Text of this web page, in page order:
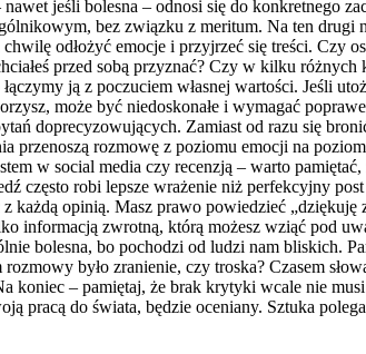
jeśli bolesna – odnosi się do konkretnego
bez związku z meritum. Na ten
odłożyć emocje i przyjrzeć się treści. Czy
przed sobą przyznać? Czy w kilku
ją z poczuciem własnej wartości. Jeśli
może być niedoskonałe i wymagać
doprecyzowujących. Zamiast od razu się
rozmowę z poziomu emocji na
w social media czy recenzją – warto
często robi lepsze wrażenie niż perfekcyjny
opinią. Masz prawo powiedzieć
informacją zwrotną, którą możesz wziąć pod
bolesna, bo pochodzi od ludzi nam bliskich.
było zranienie, czy troska? Czasem
– pamiętaj, że brak krytyki wcale nie
pracą do świata, będzie oceniany. Sztuka